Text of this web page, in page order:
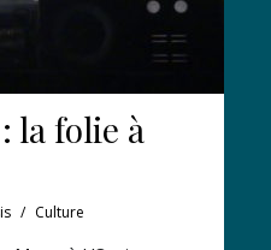
la folie à
Culture